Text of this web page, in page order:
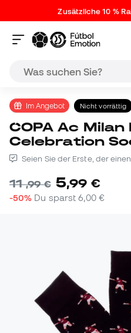
Zusätzliche 10 %
Im Angebot Nicht vorrättig
COPA Ac Milan Inzaghi
Celebration
Seien Sie der Erste, der
11,99 € 5,99 €
-50% Du sparst6,00 €